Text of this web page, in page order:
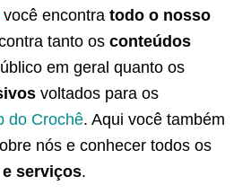
você encontra todo o nosso
tanto os conteúdos
em geral quanto os
voltados para os
do Crochê. Aqui você também
nós e conhecer todos os
serviços.